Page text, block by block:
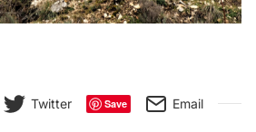
Twitter Save Email